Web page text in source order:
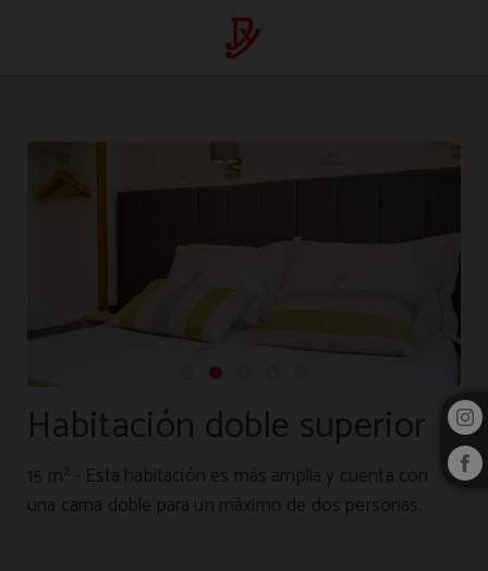
Habitación doble superior
15 m² - Esta habitación es más amplia y cuenta con
una cama doble para un máximo de dos personas.